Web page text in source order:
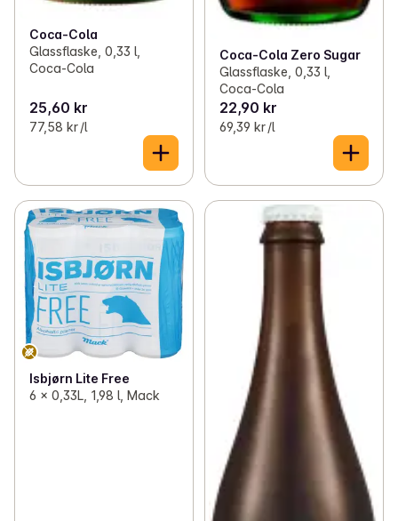
Coca-Cola
Glassflaske, 0,33 l,
Coca-Cola
25,60 kr
77,58 kr /l
Coca-Cola Zero Sugar
Glassflaske, 0,33 l,
Coca-Cola
22,90 kr
69,39 kr /l
Isbjørn Lite Free
6 x 0,33L, 1,98 l, Mack